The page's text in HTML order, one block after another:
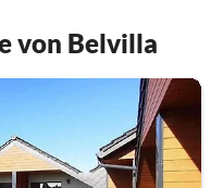
von Belvilla